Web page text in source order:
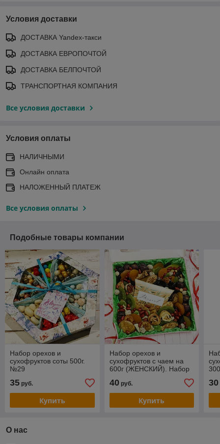
Условия доставки
ДОСТАВКА Yandex-такси
ДОСТАВКА ЕВРОПОЧТОЙ
ДОСТАВКА БЕЛПОЧТОЙ
ТРАНСПОРТНАЯ КОМПАНИЯ
Все условия доставки
Условия оплаты
НАЛИЧНЫМИ
Онлайн оплата
НАЛОЖЕННЫЙ ПЛАТЕЖ
Все условия оплаты
Подобные товары компании
Набор орехов и
сухофруктов соты 500г.
№29
35 руб.
Купить
Набор орехов и
сухофруктов с чаем на
600г (ЖЕНСКИЙ). Набор
40руб.
Купить
30
О нас